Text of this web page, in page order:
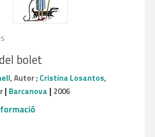
bolet
, Autor ; Cristina Losantos,
| Barcanova | 2006